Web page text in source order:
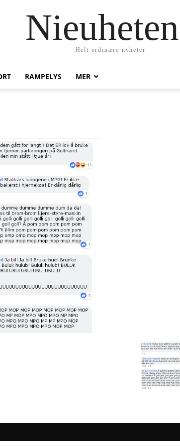
Helt ordinære nyheter
RAMPELYS MER